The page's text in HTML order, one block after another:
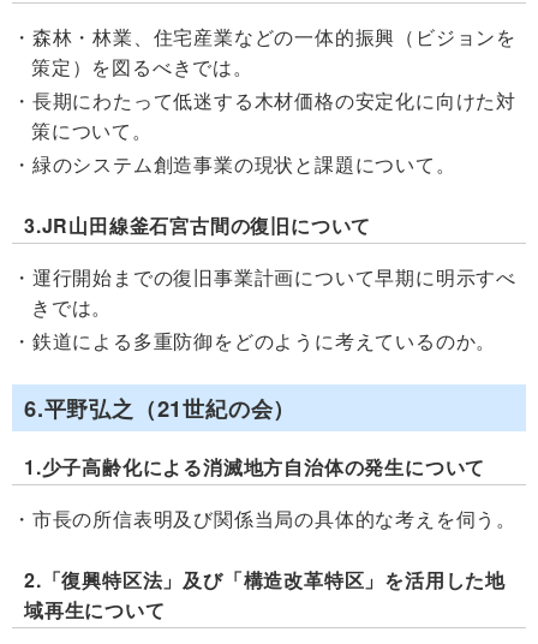
森林・林業、住宅産業などの一体的振興（ビジョンを
策定）を図るべきでは。
長期にわたって低迷する木材価格の安定化に向けた対
策について。
緑のシステム創造事業の現状と課題について。
3.JR山田線釜石宮古間の復旧について
運行開始までの復旧事業計画について早期に明示すべ
きでは。
鉄道による多重防御をどのように考えているのか。
6.平野弘之（21世紀の会）
1.少子高齢化による消滅地方自治体の発生について
市長の所信表明及び関係当局の具体的な考えを伺う。
2.「復興特区法」及び「構造改革特区」を活用した地
域再生について